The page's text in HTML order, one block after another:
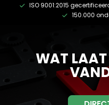
ISO 9001:2015
150.000
WAT